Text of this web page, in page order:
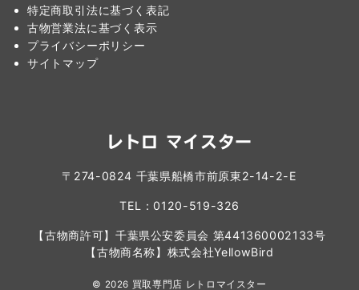
特定商取引法に基づく表記
古物営業法に基づく表示
プライバシーポリシー
サイトマップ
レトロ マイスター
〒274-0824 千葉県船橋市前原東2-14-2-E
TEL：0120-519-326
【古物商許可】千葉県公安委員会 第441360002133号
【古物商名称】株式会社YellowBird
© 2026 買取専門店 レトロマイスター